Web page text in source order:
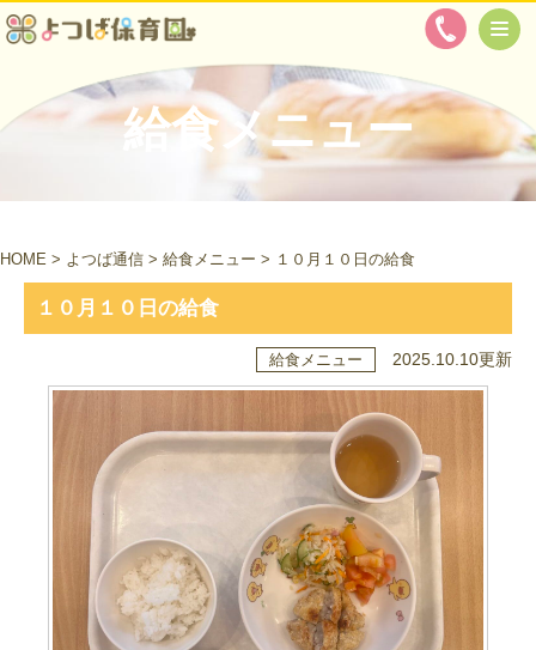
給食メニュー
HOME > よつば通信 > 給食メニュー > １０月１０日の給食
１０月１０日の給食
給食メニュー 2025.10.10更新